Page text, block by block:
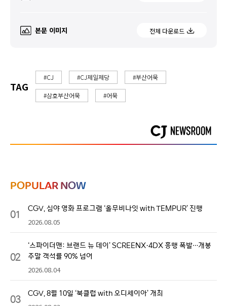
본문 이미지 전체 다운로드
TAG
#CJ #CJ제일제당 #부산어묵
#삼호부산어묵 #어묵
POPULAR NOW
01 CGV, 심야 영화 프로그램 ‘올무비나잇 with TEMPUR’ 진행
2026.08.05
02
‘스파이더맨: 브랜드 뉴 데이’ SCREENX·4DX 흥행 폭발…개봉
주말 객석률 90% 넘어
2026.08.04
03 CGV, 8월 10일 ‘북클럽 with 오디세이아’ 개최